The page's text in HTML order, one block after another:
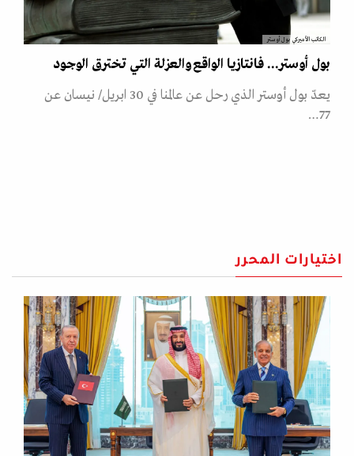
الكاتب الأميركي بول أوستر
بول أوستر... فانتازيا الواقع والعزلة التي تخترق الوجود
يعدّ بول أوستر الذي رحل عن عالمنا في 30 ابريل/ نيسان عن
77…
اختيارات المحرر